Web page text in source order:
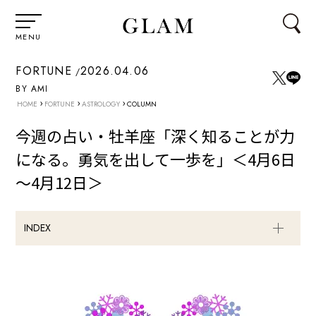
MENU
FORTUNE 2026.04.06
BY AMI
HOME › FORTUNE › ASTROLOGY › COLUMN
今週の占い・牡羊座「深く知ることが力
になる。勇気を出して一歩を」＜4月6日
～4月12日＞
INDEX